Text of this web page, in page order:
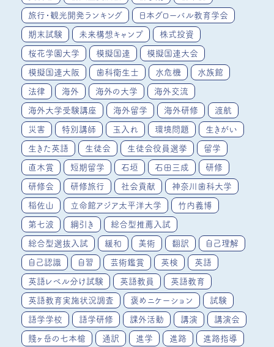
旅行・観光開発ランキング 日本グローバル教育学会
期末試験 未来構想キャンプ 株式投資
桜花学園大学 模擬国連 模擬国連大会
模擬国連大阪 歯科衛生士 水危機 水族館
法律 海外 海外の大学 海外交流
海外大学受験講座 海外留学 海外研修 渡航
災害 特別講師 玉入れ 環境問題 生きがい
生きた英語 生徒会 生徒会役員選挙 留学
直木賞 短期留学 石垣 石田三成 研修
研修会 研修旅行 社会貢献 神奈川歯科大学
稲佐山 立命館アジア太平洋大学 竹内義博
第七波 綱引き 総合型推薦入試
総合型選抜入試 緩和 美術 翻訳 自己理解
自己認識 自習 芸術鑑賞 英検 英語
英語レベル分け試験 英語教員 英語教育
英語教育実施状況調査 褒めニケーション 試験
語学学校 語学研修 課外活動 講演 講演会
賤ヶ岳の七本槍 通訳 進学 進路 進路指導